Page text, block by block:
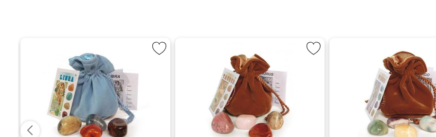
Markera Vågen-Libra, astrologiska kristall-talismaner som favoritMarkera Oxen-Taurus, astrologiska kristall-talismaner som favorit
Markera Jungfrun-